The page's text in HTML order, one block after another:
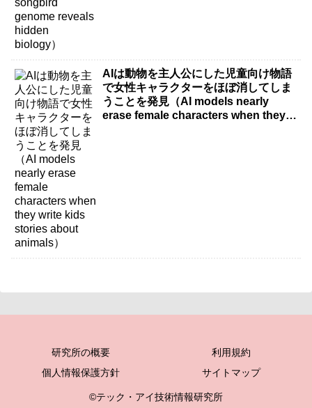
AIは動物を主人公にした児童向け物語
で女性キャラクターをほぼ消してしま
うことを発見（AI models nearly
erase female characters when they
研究所の概要
利用規約
個人情報保護方針
サイトマップ
©テック・アイ技術情報研究所